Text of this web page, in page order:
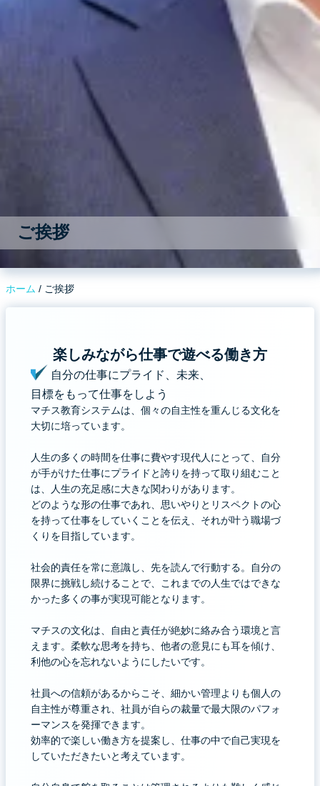
ご挨拶
ホーム ご挨拶
楽しみながら仕事で遊べる働き方​
自分の仕事にプライド、未来、
目標をもって仕事をしよう
マチス教育システムは、個々の自主性を重んじる文化を
大切に培っています。
人生の多くの時間を仕事に費やす現代人にとって、自分
が手がけた仕事にプライドと誇りを持って取り組むこと
は、人生の充足感に大きな関わりがあります。
どのような形の仕事であれ、思いやりとリスペクトの心
を持って仕事をしていくことを伝え、それが叶う職場づ
くりを目指しています。
社会的責任を常に意識し、先を読んで行動する。自分の
限界に挑戦し続けることで、これまでの人生ではできな
かった多くの事が実現可能となります。
マチスの文化は、自由と責任が絶妙に絡み合う環境と言
えます。柔軟な思考を持ち、他者の意見にも耳を傾け、
利他の心を忘れないようにしたいです。
社員への信頼があるからこそ、細かい管理よりも個人の
自主性が尊重され、社員が自らの裁量で最大限のパフォ
ーマンスを発揮できます。
効率的で楽しい働き方を提案し、仕事の中で自己実現を
していただきたいと考えています。